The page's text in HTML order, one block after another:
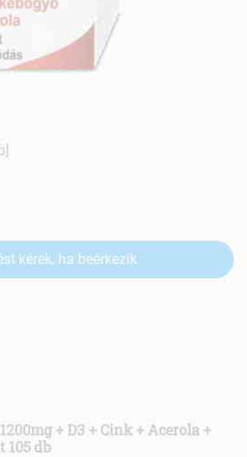
kérek, ha beérkezik
+ D3 + Cink + Acerola +
105 db